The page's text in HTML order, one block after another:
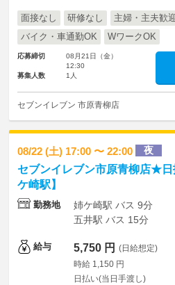
面接なし 研修なし 主婦・主夫歓
バイク・車通勤OK
WワークOK
応募締切
08月21日（金）
12:30
募集人数
1人
セブンイレブン 市原青柳店
08/22 (土) 17:00 〜 22:00 夜
セブンイレブン市原青柳店★
ケ崎駅】
勤務地
姉ケ崎駅 バス 9分
五井駅 バス 15分
給与 5,750 円 (日給想定)
時給 1,150 円
日払い(当日手渡し)